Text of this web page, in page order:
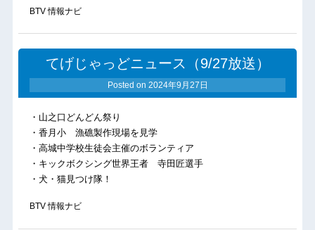
BTV 情報ナビ
てげじゃっどニュース（9/27放送）
Posted on 2024年9月27日
・山之口どんどん祭り
・香月小 漁礁製作現場を見学
・高城中学校生徒会主催のボランティア
・キックボクシング世界王者 寺田匠選手
・犬・猫見つけ隊！
BTV 情報ナビ